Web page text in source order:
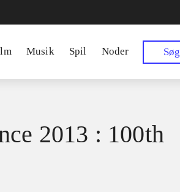
Musik Spil Noder Søg
2013 : 100th